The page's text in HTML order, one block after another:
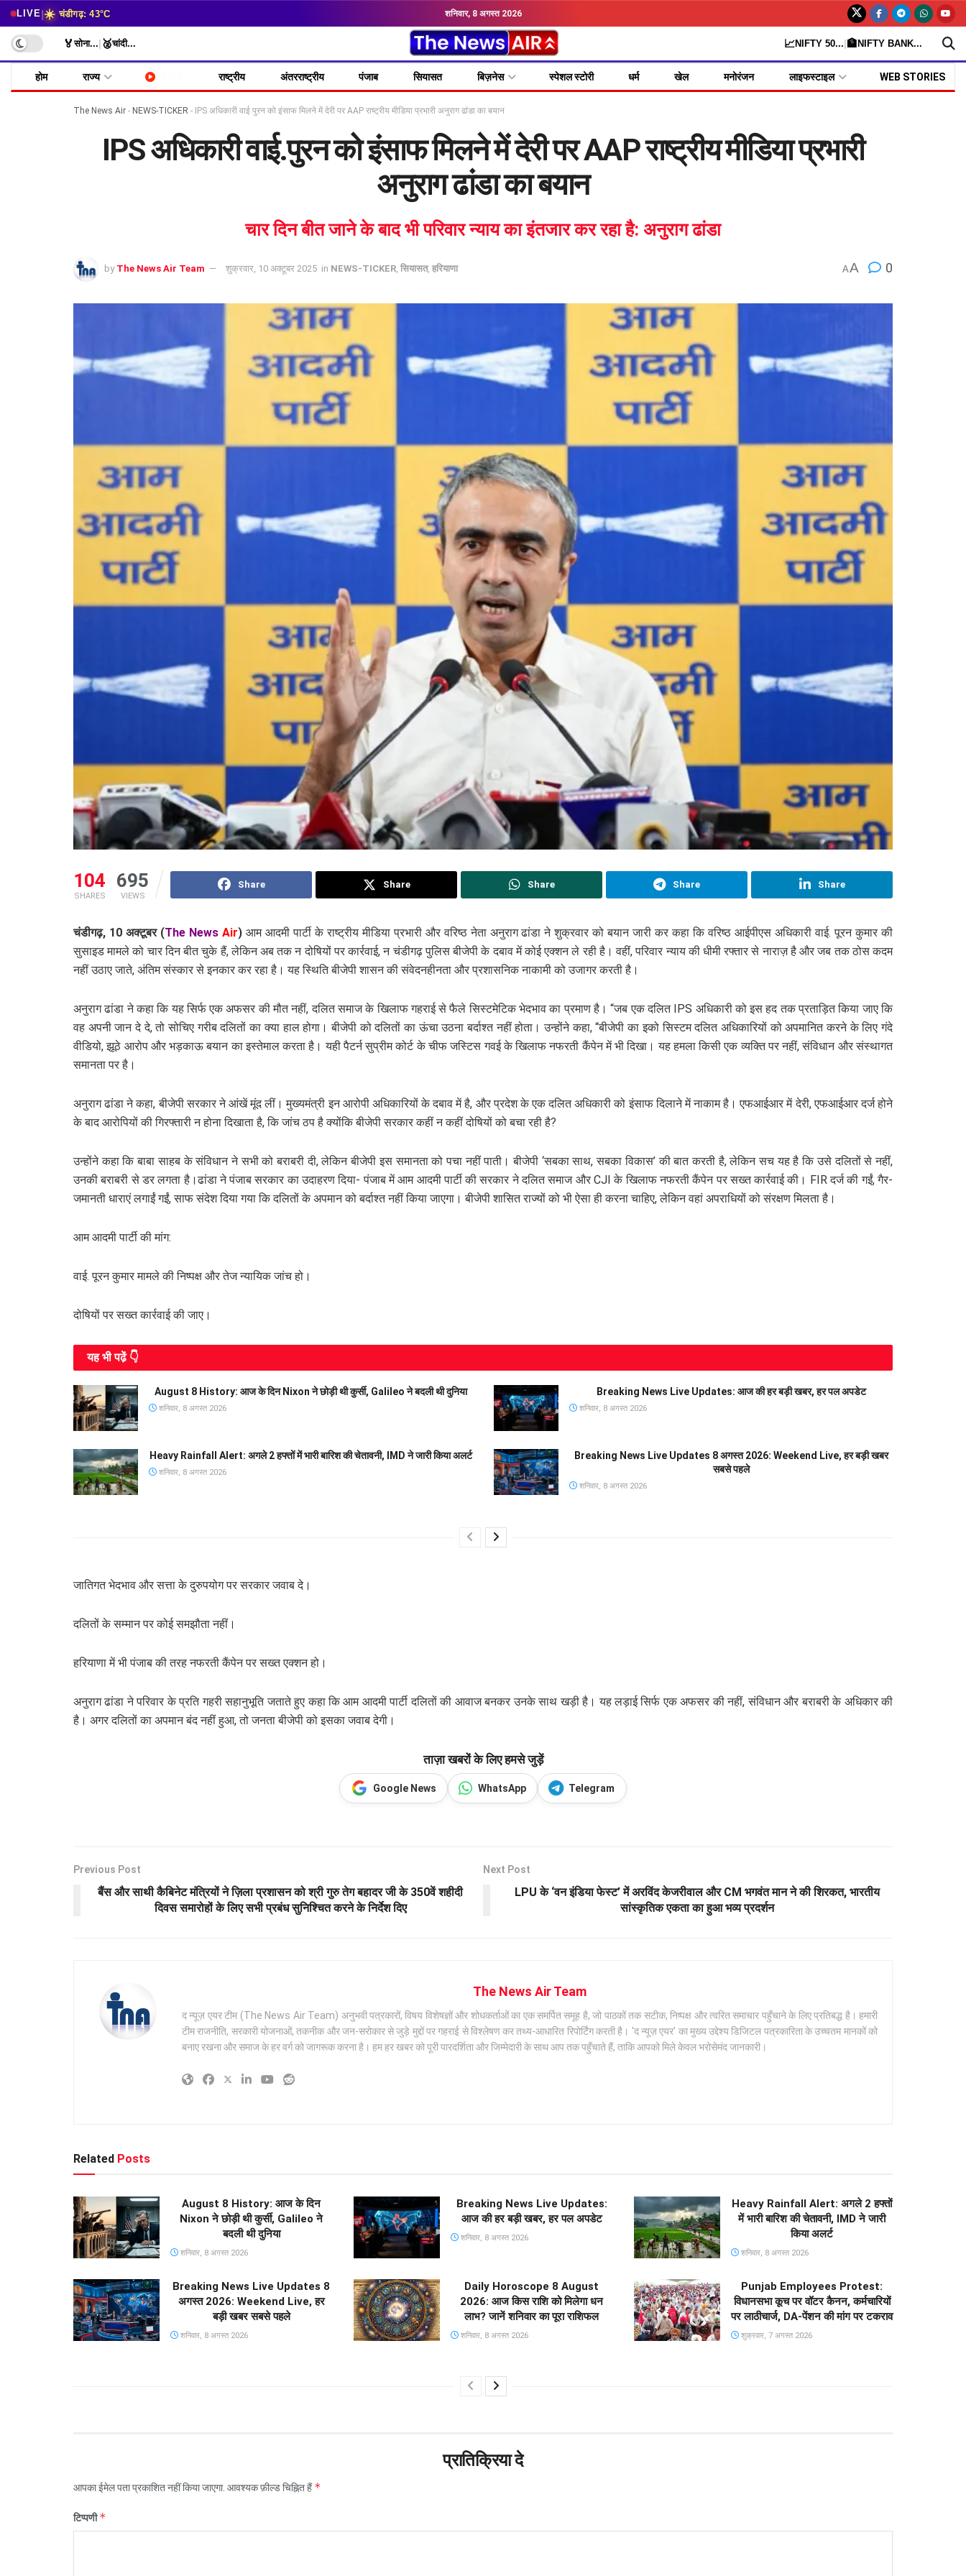
LIVE|☀️ चंडीगढ़: 43°C शनिवार, 8 अगस्त 2026
🏅सोना... 🥈चांदी... 📈NIFTY 50... 🏦NIFTY BANK...
होम राज्य राष्ट्रीय अंतरराष्ट्रीय पंजाब सियासत बिज़नेस स्पेशल स्टोरी धर्म खेल मनोरंजन लाइफस्टाइल WEB STORIES
The News Air - NEWS-TICKER - IPS अधिकारी वाई.पुरन को इंसाफ मिलने में देरी पर AAP राष्ट्रीय मीडिया प्रभारी अनुराग ढांडा का बयान
IPS अधिकारी वाई.पुरन को इंसाफ मिलने में देरी पर AAP राष्ट्रीय मीडिया प्रभारी
अनुराग ढांडा का बयान
चार दिन बीत जाने के बाद भी परिवार न्याय का इंतजार कर रहा है: अनुराग ढांडा
by The News Air Team शुक्रवार, 10 अक्टूबर 2025 in NEWS-TICKER सियासत, हरियाणा AA 0
104
SHARES
695
VIEWS
Share Share Share Share Share
चंडीगढ़, 10 अक्टूबर (The News Air) आम आदमी पार्टी के राष्ट्रीय मीडिया प्रभारी और वरिष्ठ नेता अनुराग ढांडा ने शुक्रवार को बयान जारी कर कहा कि वरिष्ठ आईपीएस अधिकारी वाई. पूरन कुमार की
सुसाइड मामले को चार दिन बीत चुके हैं, लेकिन अब तक न दोषियों पर कार्रवाई, न चंडीगढ़ पुलिस बीजेपी के दबाव में कोई एक्शन ले रही है। वहीं, परिवार न्याय की धीमी रफ्तार से नाराज़ है और जब तक ठोस कदम
नहीं उठाए जाते, अंतिम संस्कार से इनकार कर रहा है। यह स्थिति बीजेपी शासन की संवेदनहीनता और प्रशासनिक नाकामी को उजागर करती है।
अनुराग ढांडा ने कहा कि यह सिर्फ एक अफसर की मौत नहीं, दलित समाज के खिलाफ गहराई से फैले सिस्टमेटिक भेदभाव का प्रमाण है। “जब एक दलित IPS अधिकारी को इस हद तक प्रताड़ित किया जाए कि
वह अपनी जान दे दे, तो सोचिए गरीब दलितों का क्या हाल होगा। बीजेपी को दलितों का ऊंचा उठना बर्दाश्त नहीं होता। उन्होंने कहा, “बीजेपी का इको सिस्टम दलित अधिकारियों को अपमानित करने के लिए गंदे
वीडियो, झूठे आरोप और भड़काऊ बयान का इस्तेमाल करता है। यही पैटर्न सुप्रीम कोर्ट के चीफ जस्टिस गवई के खिलाफ नफरती कैंपेन में भी दिखा। यह हमला किसी एक व्यक्ति पर नहीं, संविधान और संस्थागत
समानता पर है।
अनुराग ढांडा ने कहा, बीजेपी सरकार ने आंखें मूंद लीं। मुख्यमंत्री इन आरोपी अधिकारियों के दबाव में है, और प्रदेश के एक दलित अधिकारी को इंसाफ दिलाने में नाकाम है। एफआईआर में देरी, एफआईआर दर्ज होने
के बाद आरोपियों की गिरफ्तारी न होना दिखाता है, कि जांच ठप है क्योंकि बीजेपी सरकार कहीं न कहीं दोषियों को बचा रही है?
उन्होंने कहा कि बाबा साहब के संविधान ने सभी को बराबरी दी, लेकिन बीजेपी इस समानता को पचा नहीं पाती। बीजेपी ‘सबका साथ, सबका विकास’ की बात करती है, लेकिन सच यह है कि उसे दलितों से नहीं,
उनकी बराबरी से डर लगता है।ढांडा ने पंजाब सरकार का उदाहरण दिया- पंजाब में आम आदमी पार्टी की सरकार ने दलित समाज और CJI के खिलाफ नफरती कैंपेन पर सख्त कार्रवाई की। FIR दर्ज की गईं, गैर-
जमानती धाराएं लगाईं गईं, साफ संदेश दिया गया कि दलितों के अपमान को बर्दाश्त नहीं किया जाएगा। बीजेपी शासित राज्यों को भी ऐसा ही करना चाहिए, लेकिन वहां अपराधियों को संरक्षण मिलता है।
आम आदमी पार्टी की मांग:
वाई. पूरन कुमार मामले की निष्पक्ष और तेज न्यायिक जांच हो।
दोषियों पर सख्त कार्रवाई की जाए।
यह भी पढे़ं 👇
August 8 History: आज के दिन Nixon ने छोड़ी थी कुर्सी, Galileo ने बदली थी दुनिया
शनिवार, 8 अगस्त 2026
Breaking News Live Updates: आज की हर बड़ी खबर, हर पल अपडेट
शनिवार, 8 अगस्त 2026
Heavy Rainfall Alert: अगले 2 हफ्तों में भारी बारिश की चेतावनी, IMD ने जारी किया अलर्ट
शनिवार, 8 अगस्त 2026
Breaking News Live Updates 8 अगस्त 2026: Weekend Live, हर बड़ी खबर
सबसे पहले
शनिवार, 8 अगस्त 2026
जातिगत भेदभाव और सत्ता के दुरुपयोग पर सरकार जवाब दे।
दलितों के सम्मान पर कोई समझौता नहीं।
हरियाणा में भी पंजाब की तरह नफरती कैंपेन पर सख्त एक्शन हो।
अनुराग ढांडा ने परिवार के प्रति गहरी सहानुभूति जताते हुए कहा कि आम आदमी पार्टी दलितों की आवाज बनकर उनके साथ खड़ी है। यह लड़ाई सिर्फ एक अफसर की नहीं, संविधान और बराबरी के अधिकार की
है। अगर दलितों का अपमान बंद नहीं हुआ, तो जनता बीजेपी को इसका जवाब देगी।
ताज़ा खबरों के लिए हमसे जुड़ें
Google News WhatsApp Telegram
Previous Post
बैंस और साथी कैबिनेट मंत्रियों ने ज़िला प्रशासन को श्री गुरु तेग बहादर जी के 350वें शहीदी
दिवस समारोहों के लिए सभी प्रबंध सुनिश्चित करने के निर्देश दिए
Next Post
LPU के ‘वन इंडिया फेस्ट’ में अरविंद केजरीवाल और CM भगवंत मान ने की शिरकत, भारतीय
सांस्कृतिक एकता का हुआ भव्य प्रदर्शन
The News Air Team
द न्यूज़ एयर टीम (The News Air Team) अनुभवी पत्रकारों, विषय विशेषज्ञों और शोधकर्ताओं का एक समर्पित समूह है, जो पाठकों तक सटीक, निष्पक्ष और त्वरित समाचार पहुँचाने के लिए प्रतिबद्ध है। हमारी
टीम राजनीति, सरकारी योजनाओं, तकनीक और जन-सरोकार से जुड़े मुद्दों पर गहराई से विश्लेषण कर तथ्य-आधारित रिपोर्टिंग करती है। 'द न्यूज़ एयर' का मुख्य उद्देश्य डिजिटल पत्रकारिता के उच्चतम मानकों को
बनाए रखना और समाज के हर वर्ग को जागरूक करना है। हम हर खबर को पूरी पारदर्शिता और जिम्मेदारी के साथ आप तक पहुँचाते हैं, ताकि आपको मिले केवल भरोसेमंद जानकारी।
Related Posts
August 8 History: आज के दिन
Nixon ने छोड़ी थी कुर्सी, Galileo ने
बदली थी दुनिया
शनिवार, 8 अगस्त 2026
Breaking News Live Updates:
आज की हर बड़ी खबर, हर पल अपडेट
शनिवार, 8 अगस्त 2026
Heavy Rainfall Alert: अगले 2 हफ्तों
में भारी बारिश की चेतावनी, IMD ने जारी
किया अलर्ट
शनिवार, 8 अगस्त 2026
Breaking News Live Updates 8
अगस्त 2026: Weekend Live, हर
बड़ी खबर सबसे पहले
शनिवार, 8 अगस्त 2026
Daily Horoscope 8 August
2026: आज किस राशि को मिलेगा धन
लाभ? जानें शनिवार का पूरा राशिफल
शनिवार, 8 अगस्त 2026
Punjab Employees Protest:
विधानसभा कूच पर वॉटर कैनन, कर्मचारियों
पर लाठीचार्ज, DA-पेंशन की मांग पर टकराव
शुक्रवार, 7 अगस्त 2026
प्रातिक्रिया दे
आपका ईमेल पता प्रकाशित नहीं किया जाएगा. आवश्यक फ़ील्ड चिह्नित हैं*
टिप्पणी*